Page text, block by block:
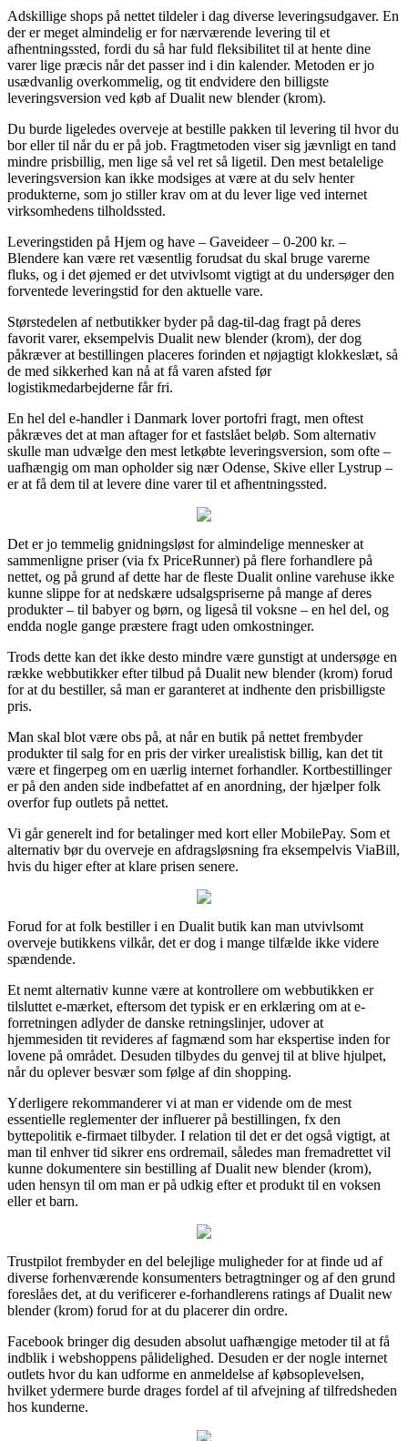
Adskillige shops på nettet tildeler i dag diverse leveringsudgaver. En
der er meget almindelig er for nærværende levering til et
afhentningssted, fordi du så har fuld fleksibilitet til at hente dine
varer lige præcis når det passer ind i din kalender. Metoden er jo
usædvanlig overkommelig, og tit endvidere den billigste
leveringsversion ved køb af Dualit new blender (krom).
Du burde ligeledes overveje at bestille pakken til levering til hvor du
bor eller til når du er på job. Fragtmetoden viser sig jævnligt en tand
mindre prisbillig, men lige så vel ret så ligetil. Den mest betalelige
leveringsversion kan ikke modsiges at være at du selv henter
produkterne, som jo stiller krav om at du lever lige ved internet
virksomhedens tilholdssted.
Leveringstiden på Hjem og have – Gaveideer – 0-200 kr. –
Blendere kan være ret væsentlig forudsat du skal bruge varerne
fluks, og i det øjemed er det utvivlsomt vigtigt at du undersøger den
forventede leveringstid for den aktuelle vare.
Størstedelen af netbutikker byder på dag-til-dag fragt på deres
favorit varer, eksempelvis Dualit new blender (krom), der dog
påkræver at bestillingen placeres forinden et nøjagtigt klokkeslæt, så
de med sikkerhed kan nå at få varen afsted før
logistikmedarbejderne får fri.
En hel del e-handler i Danmark lover portofri fragt, men oftest
påkræves det at man aftager for et fastslået beløb. Som alternativ
skulle man udvælge den mest letkøbte leveringsversion, som ofte –
uafhængig om man opholder sig nær Odense, Skive eller Lystrup –
er at få dem til at levere dine varer til et afhentningssted.
Det er jo temmelig gnidningsløst for almindelige mennesker at
sammenligne priser (via fx PriceRunner) på flere forhandlere på
nettet, og på grund af dette har de fleste Dualit online varehuse ikke
kunne slippe for at nedskære udsalgspriserne på mange af deres
produkter – til babyer og børn, og ligeså til voksne – en hel del, og
endda nogle gange præstere fragt uden omkostninger.
Trods dette kan det ikke desto mindre være gunstigt at undersøge en
række webbutikker efter tilbud på Dualit new blender (krom) forud
for at du bestiller, så man er garanteret at indhente den prisbilligste
pris.
Man skal blot være obs på, at når en butik på nettet frembyder
produkter til salg for en pris der virker urealistisk billig, kan det tit
være et fingerpeg om en uærlig internet forhandler. Kortbestillinger
er på den anden side indbefattet af en anordning, der hjælper folk
overfor fup outlets på nettet.
Vi går generelt ind for betalinger med kort eller MobilePay. Som et
alternativ bør du overveje en afdragsløsning fra eksempelvis ViaBill,
hvis du higer efter at klare prisen senere.
Forud for at folk bestiller i en Dualit butik kan man utvivlsomt
overveje butikkens vilkår, det er dog i mange tilfælde ikke videre
spændende.
Et nemt alternativ kunne være at kontrollere om webbutikken er
tilsluttet e-mærket, eftersom det typisk er en erklæring om at e-
forretningen adlyder de danske retningslinjer, udover at
hjemmesiden tit revideres af fagmænd som har ekspertise inden for
lovene på området. Desuden tilbydes du genvej til at blive hjulpet,
når du oplever besvær som følge af din shopping.
Yderligere rekommanderer vi at man er vidende om de mest
essentielle reglementer der influerer på bestillingen, fx den
byttepolitik e-firmaet tilbyder. I relation til det er det også vigtigt, at
man til enhver tid sikrer ens ordremail, således man fremadrettet vil
kunne dokumentere sin bestilling af Dualit new blender (krom),
uden hensyn til om man er på udkig efter et produkt til en voksen
eller et barn.
Trustpilot frembyder en del belejlige muligheder for at finde ud af
diverse forhenværende konsumenters betragtninger og af den grund
foreslåes det, at du verificerer e-forhandlerens ratings af Dualit new
blender (krom) forud for at du placerer din ordre.
Facebook bringer dig desuden absolut uafhængige metoder til at få
indblik i webshoppens pålidelighed. Desuden er der nogle internet
outlets hvor du kan udforme en anmeldelse af købsoplevelsen,
hvilket ydermere burde drages fordel af til afvejning af tilfredsheden
hos kunderne.